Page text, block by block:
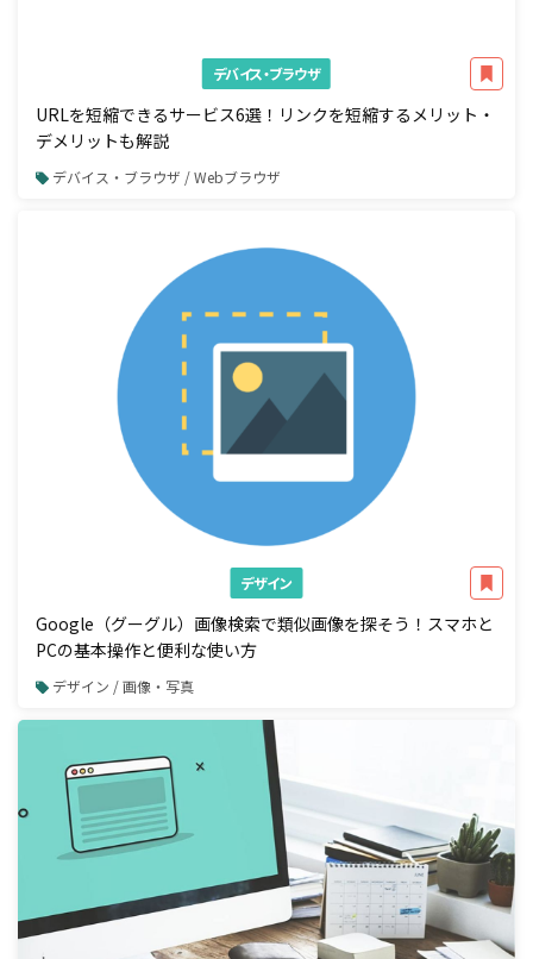
デバイス・ブラウザ
URLを短縮できるサービス6選！リンクを短縮するメリット・
デメリットも解説
デバイス・ブラウザ / Webブラウザ
デザイン
Google（グーグル）画像検索で類似画像を探そう！スマホと
PCの基本操作と便利な使い方
デザイン / 画像・写真